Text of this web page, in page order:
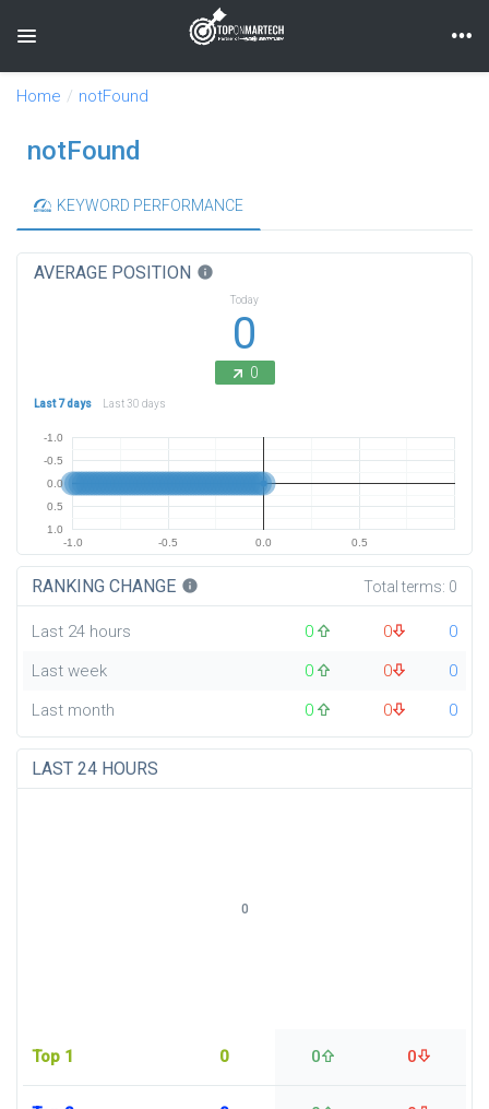
Toggle navigation
Home notFound
notFound
KEYWORD PERFORMANCE
AVERAGE POSITION info
Today
0
0
Last 7 days Last 30 days
-1.0 -0.5 0.0 0.5
-1.0
-0.5
0.0
0.5
1.0
RANKING CHANGE info Total terms: 0
Last 24 hours 0 0
0
Last week
0 0
0
Last month
0 0 0
LAST 24 HOURS
Top 1 0 0 0
0